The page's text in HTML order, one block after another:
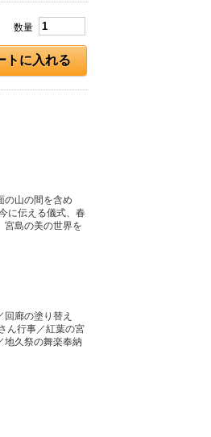
数量
トに入れる
の山の間を含め
に伝える儀式、春
宮島の美の世界を
廊の塗り替え
ん行事／紅葉の宮
地久祭の舞楽奉納